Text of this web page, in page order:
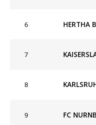
6 HERTHA
7
8
9 FC